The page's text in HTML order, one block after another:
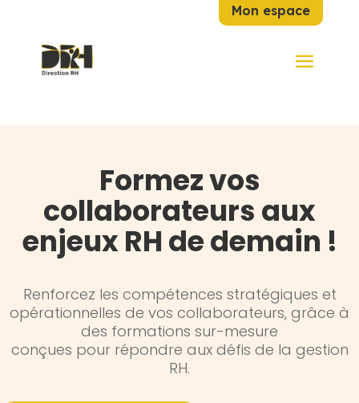
Mon espace
Formez vos
collaborateurs aux
enjeux RH de demain !
Renforcez les compétences stratégiques et
opérationnelles de vos collaborateurs, grâce à
des formations sur-mesure
conçues pour répondre aux défis de la gestion
RH.